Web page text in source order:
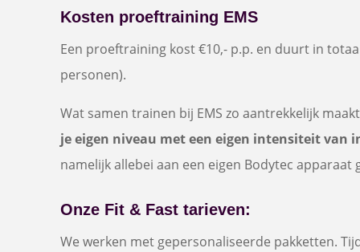
Kosten proeftraining EMS
Een proeftraining kost €10,- p.p. en duurt in
personen).
Wat samen trainen bij EMS zo aantrekkelijk
je eigen niveau met een eigen intensiteit van
namelijk allebei aan een eigen Bodytec apparaat
Onze Fit & Fast tarieven:
We werken met gepersonaliseerde pakketten.